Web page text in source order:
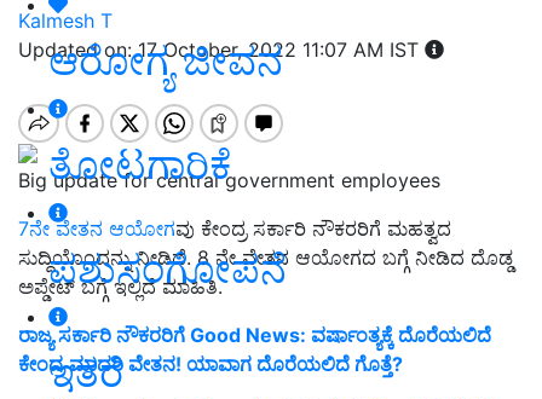
ಆರೋಗ್ಯ ಜೀವನ
ತೋಟಗಾರಿಕೆ
ಪಶುಸಂಗೋಪನೆ
ಇತರೆ
Kalmesh T
Updated on: 17 October, 2022 11:07 AM IST
Big update for central government employees
7ನೇ ವೇತನ ಆಯೋಗವು ಕೇಂದ್ರ ಸರ್ಕಾರಿ ನೌಕರರಿಗೆ ಮಹತ್ವದ
ಸುದ್ದಿಯೊಂದನ್ನು ನೀಡಿದೆ. 8 ನೇ ವೇತನ ಆಯೋಗದ ಬಗ್ಗೆ ನೀಡಿದ ದೊಡ್ಡ
ಅಪ್ಡೇಟ್ ಬಗ್ಗೆ ಇಲ್ಲಿದೆ ಮಾಹಿತಿ.
ರಾಜ್ಯ ಸರ್ಕಾರಿ ನೌಕರರಿಗೆ Good News: ವರ್ಷಾಂತ್ಯಕ್ಕೆ ದೊರೆಯಲಿದೆ
ಕೇಂದ್ರ ಮಾದರಿ ವೇತನ! ಯಾವಾಗ ದೊರೆಯಲಿದೆ ಗೊತ್ತೆ?